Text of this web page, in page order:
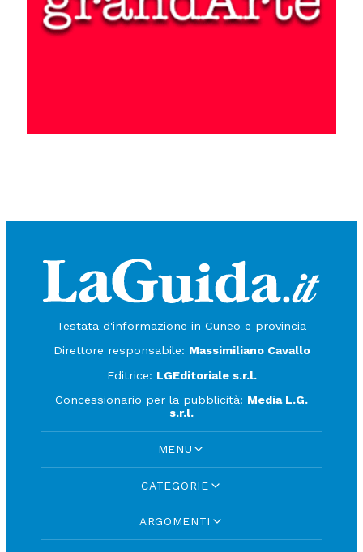
Testata d'informazione in Cuneo e provincia
Direttore responsabile: Massimiliano Cavallo
Editrice: LGEditoriale s.r.l.
Concessionario per la pubblicità: Media L.G.
s.r.l.
MENU
CATEGORIE
ARGOMENTI